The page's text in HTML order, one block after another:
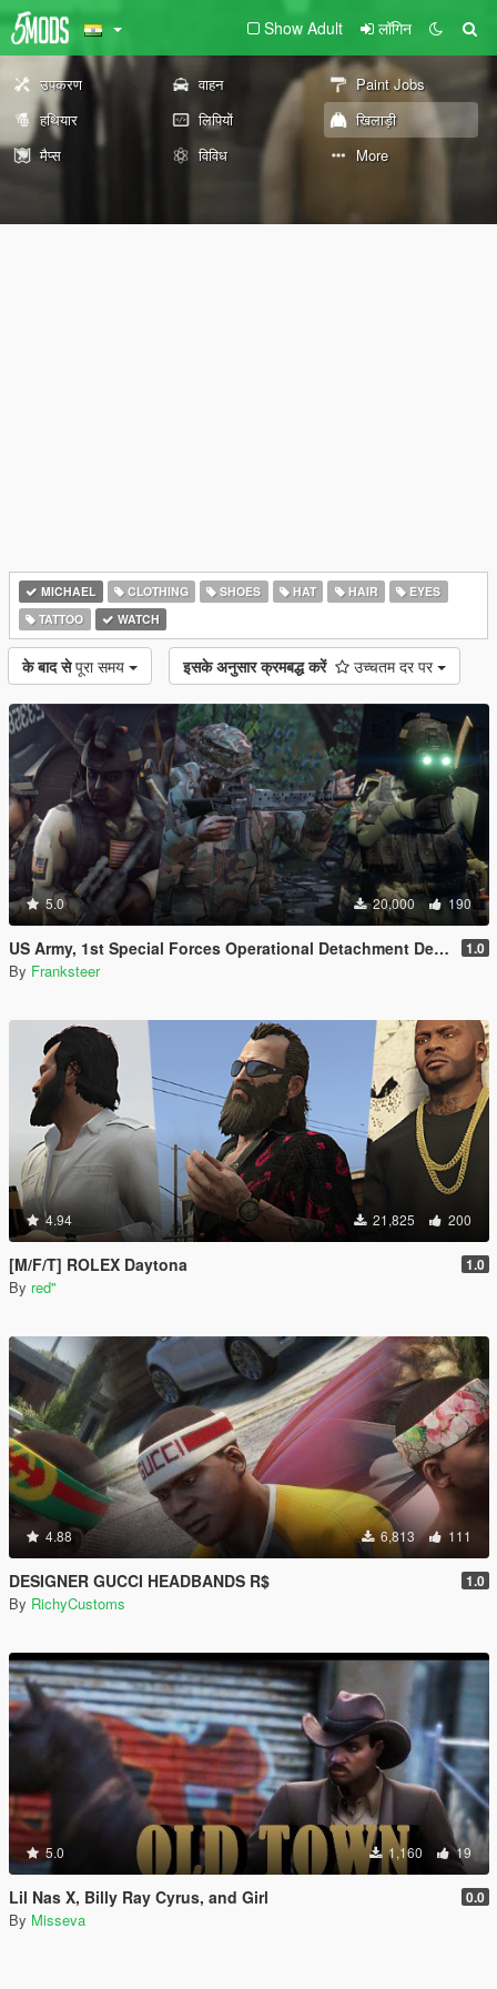
Show Adult लॉगिन
उपकरण वाहन
Paint Jobs
हथियार
लिपियों
खिलाड़ी
मैप्स
विविध More
MICHAEL CLOTHING SHOES HAT HAIR
EYES
TATTOO
WATCH
के बाद से पूरा समय इसके अनुसार क्रमबद्ध करें उच्चतम दर पर
5.0 20,000 190
US Army, 1st Special Forces Operational Detachment Delta (Addon Ped/Replace Ped)(3 Camos) 1.0
By Franksteer
4.94 21,825 200
[M/F/T] ROLEX Daytona 1.0
By red''
4.88 6,813 111
DESIGNER GUCCI HEADBANDS R$ 1.0
By RichyCustoms
5.0 1,160 19
Lil Nas X, Billy Ray Cyrus, and Girl 0.0
By Misseva